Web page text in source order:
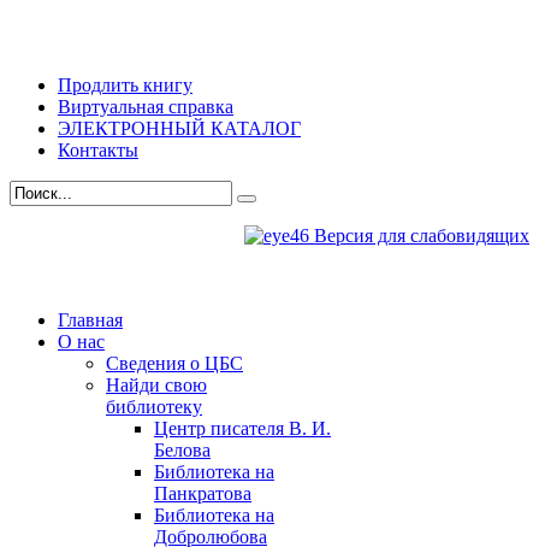
Продлить книгу
Виртуальная справка
ЭЛЕКТРОННЫЙ КАТАЛОГ
Контакты
Версия для слабовидящих
Главная
О нас
Сведения о ЦБС
Найди свою
библиотеку
Центр писателя В. И.
Белова
Библиотека на
Панкратова
Библиотека на
Добролюбова